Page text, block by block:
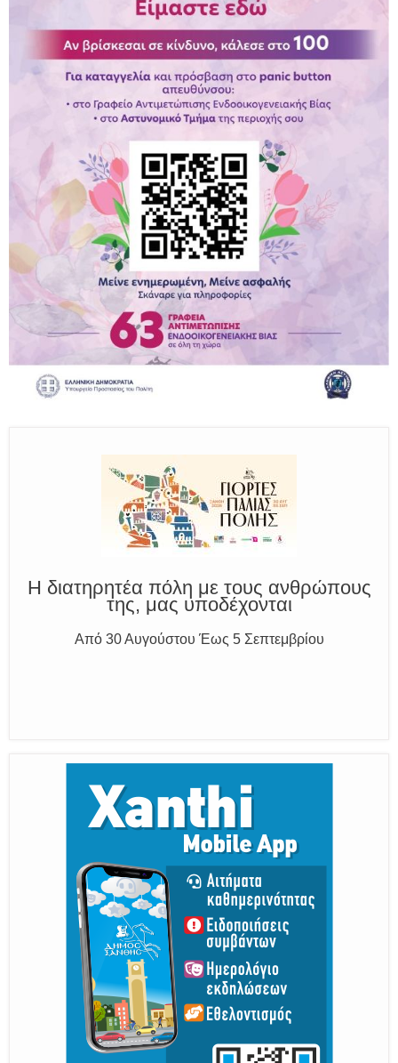
Η διατηρητέα πόλη με τους ανθρώπους
της, μας υποδέχονται
Παραμένουμε Προσεκτικοί
Καλούμε Άμεσα την Πυροσβεστική στο 199 ή στο 112
και δίνουμε σαφείς πληροφορίες